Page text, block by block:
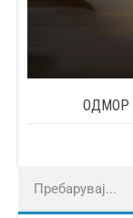
ОДМОР